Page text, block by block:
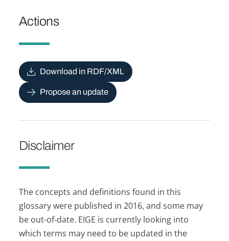
Actions
Download in RDF/XML
Propose an update
Disclaimer
The concepts and definitions found in this
glossary were published in 2016, and some may
be out-of-date. EIGE is currently looking into
which terms may need to be updated in the